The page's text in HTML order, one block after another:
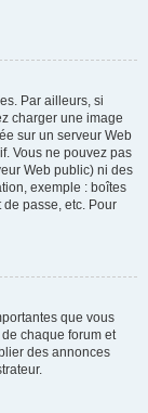
Par ailleurs, si
charger une image
sur un serveur Web
Vous ne pouvez pas
Web public) ni des
exemple : boîtes
passe, etc. Pour
que vous
chaque forum et
des annonces